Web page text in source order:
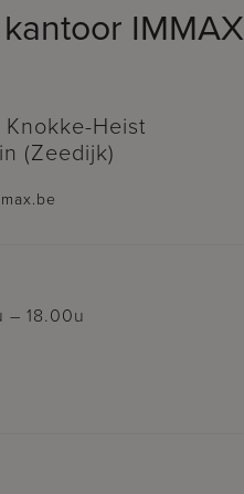
IMMAX
Knokke-Heist
(Zeedijk)
– 18.00u